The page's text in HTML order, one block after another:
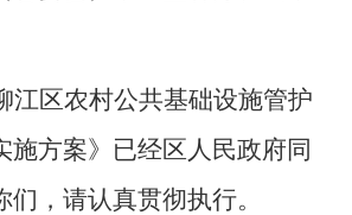
江区农村公共基础设施管护
施方案》已经区人民政府同
们，请认真贯彻执行。